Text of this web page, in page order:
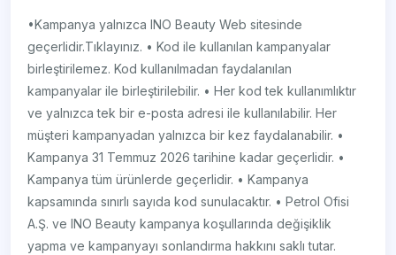
•Kampanya yalnızca INO Beauty Web sitesinde
geçerlidir.Tıklayınız. • Kod ile kullanılan kampanyalar
birleştirilemez. Kod kullanılmadan faydalanılan
kampanyalar ile birleştirilebilir. • Her kod tek kullanımlıktır
ve yalnızca tek bir e-posta adresi ile kullanılabilir. Her
müşteri kampanyadan yalnızca bir kez faydalanabilir. •
Kampanya 31 Temmuz 2026 tarihine kadar geçerlidir. •
Kampanya tüm ürünlerde geçerlidir. • Kampanya
kapsamında sınırlı sayıda kod sunulacaktır. • Petrol Ofisi
A.Ş. ve INO Beauty kampanya koşullarında değişiklik
yapma ve kampanyayı sonlandırma hakkını saklı tutar.